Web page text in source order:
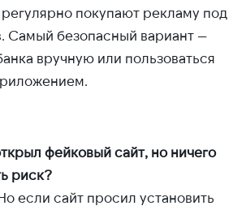
покупают рекламу под
Самый безопасный вариант —
вручную или пользоваться
фейковый сайт, но ничего
риск?
если сайт просил установить